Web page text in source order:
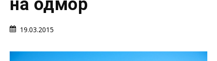
на одмор
19.03.2015